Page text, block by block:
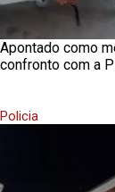
Apontado como
confronto com a
Policia